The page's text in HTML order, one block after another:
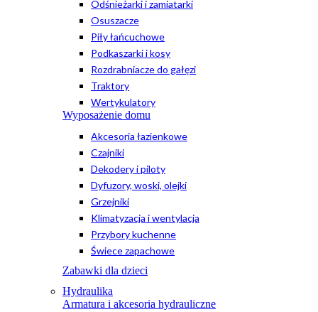
Odśnieżarki i zamiatarki
Osuszacze
Piły łańcuchowe
Podkaszarki i kosy
Rozdrabniacze do gałęzi
Traktory
Wertykulatory
Wyposażenie domu
Akcesoria łazienkowe
Czajniki
Dekodery i piloty
Dyfuzory, woski, olejki
Grzejniki
Klimatyzacja i wentylacja
Przybory kuchenne
Świece zapachowe
Zabawki dla dzieci
Hydraulika
Armatura i akcesoria hydrauliczne